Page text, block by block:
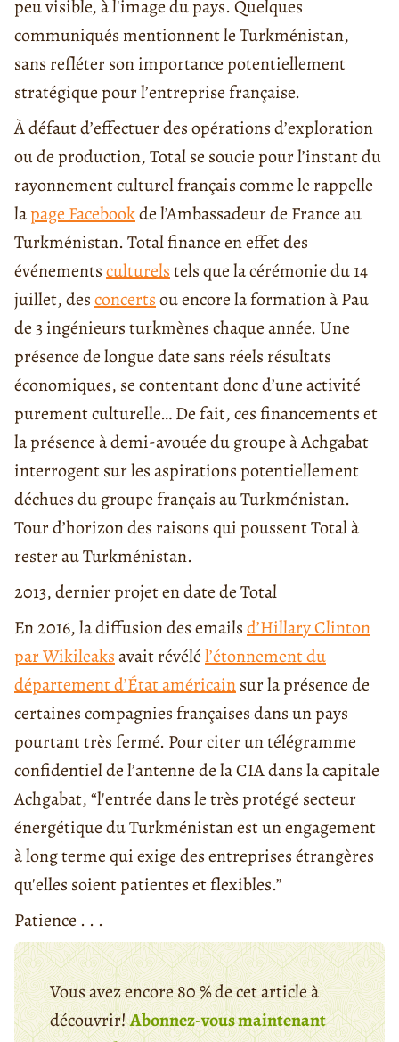
peu visible, à l'image du pays. Quelques
communiqués mentionnent le Turkménistan,
sans refléter son importance potentiellement
stratégique pour l’entreprise française.
À défaut d’effectuer des opérations d’exploration
ou de production, Total se soucie pour l’instant du
rayonnement culturel français comme le rappelle
lapage Facebookde l’Ambassadeur de France au
Turkménistan. Total finance en effet des
événementsculturelstels que la cérémonie du 14
juillet, desconcertsou encore la formation à Pau
de 3 ingénieurs turkmènes chaque année. Une
présence de longue date sans réels résultats
économiques, se contentant donc d’une activité
purement culturelle… De fait, ces financements et
la présence à demi-avouée du groupe à Achgabat
interrogent sur les aspirations potentiellement
déchues du groupe français au Turkménistan.
Tour d’horizon des raisons qui poussent Total à
rester au Turkménistan.
2013, dernier projet en date de Total
En 2016, la diffusion des emailsd’Hillary Clinton
par Wikileaksavait révélél’étonnement du
département d’État américainsur la présence de
certaines compagnies françaises dans un pays
pourtant très fermé. Pour citer un télégramme
confidentiel de l’antenne de la CIA dans la capitale
Achgabat, “l'entrée dans le très protégé secteur
énergétique du Turkménistan est un engagement
à long terme qui exige des entreprises étrangères
qu'elles soient patientes et flexibles.”
Patience . . .
Vous avez encore 80 % de cet article à
découvrir!Abonnez-vous maintenant